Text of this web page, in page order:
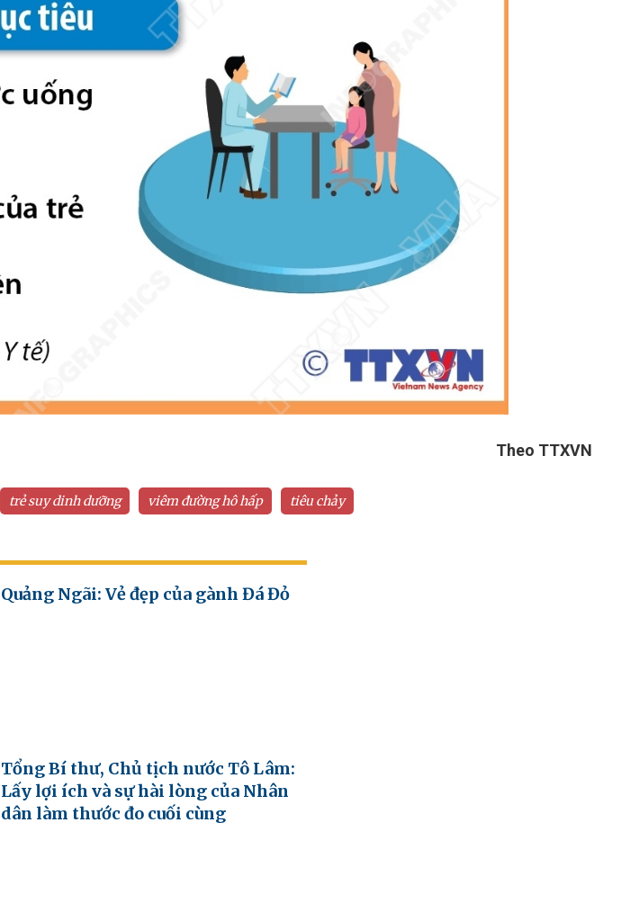
Theo TTXVN
trẻ suy dinh dưỡng viêm đường hô hấp tiêu chảy
Quảng Ngãi: Vẻ đẹp của gành Đá Đỏ
Tổng Bí thư, Chủ tịch nước Tô Lâm:
Lấy lợi ích và sự hài lòng của Nhân
dân làm thước đo cuối cùng